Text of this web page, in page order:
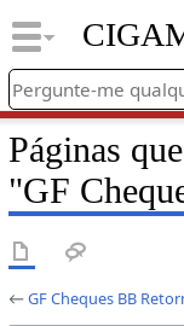
Páginas
"GF
←GF Cheques BB